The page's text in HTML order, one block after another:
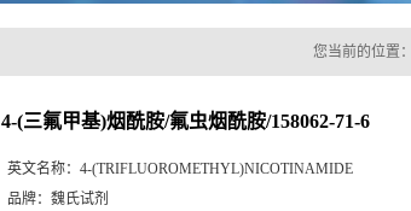
您当前的位置：
4-(三氟甲基)烟酰胺/氟虫烟酰胺/158062-71-6
英文名称： 4-(TRIFLUOROMETHYL)NICOTINAMIDE
品牌： 魏氏试剂